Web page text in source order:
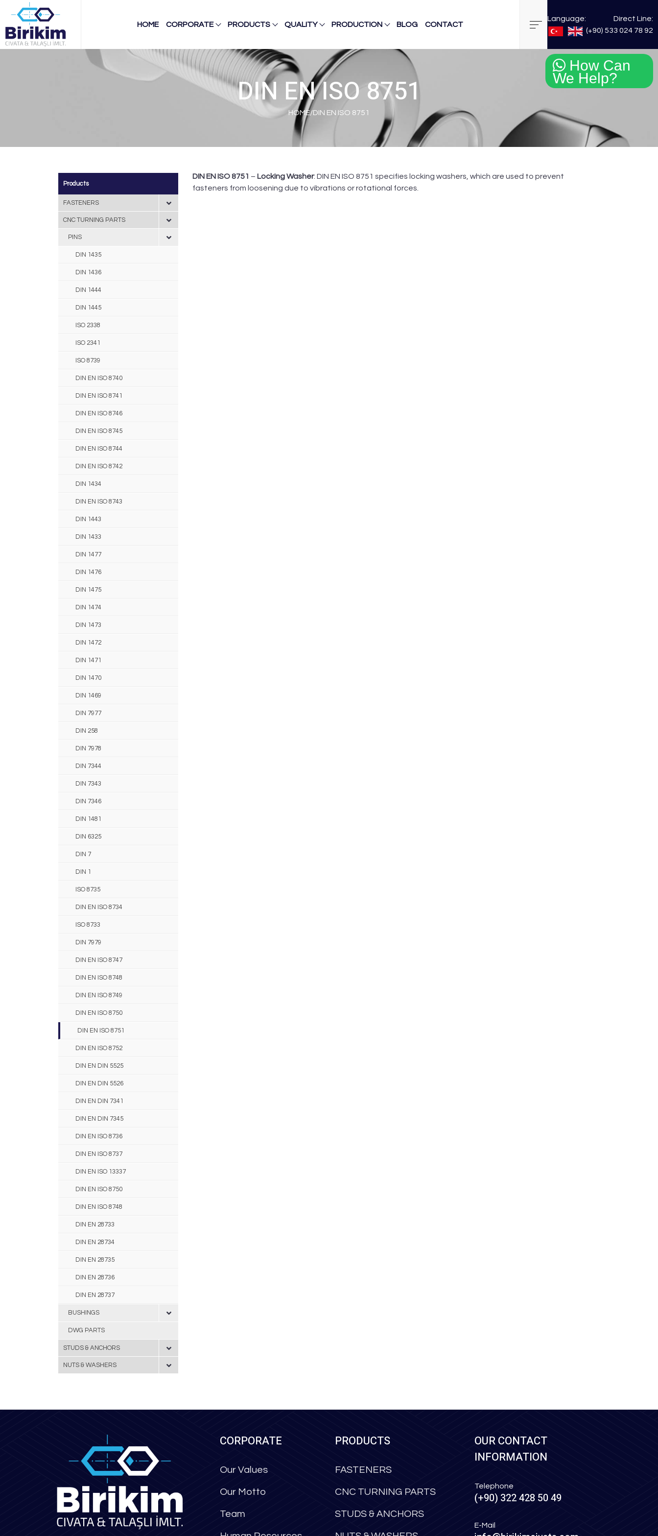
HOME CORPORATE PRODUCTS QUALITY PRODUCTION BLOG CONTACT
Language:
Direct Line:
(+90) 533 024 78 92
DIN EN ISO 8751
HOME/DIN EN ISO 8751
Products
FASTENERS
CNC TURNING PARTS
PINS
DIN 1435
DIN 1436
DIN 1444
DIN 1445
ISO 2338
ISO 2341
ISO 8739
DIN EN ISO 8740
DIN EN ISO 8741
DIN EN ISO 8746
DIN EN ISO 8745
DIN EN ISO 8744
DIN EN ISO 8742
DIN 1434
DIN EN ISO 8743
DIN 1443
DIN 1433
DIN 1477
DIN 1476
DIN 1475
DIN 1474
DIN 1473
DIN 1472
DIN 1471
DIN 1470
DIN 1469
DIN 7977
DIN 258
DIN 7978
DIN 7344
DIN 7343
DIN 7346
DIN 1481
DIN 6325
DIN 7
DIN 1
ISO 8735
DIN EN ISO 8734
ISO 8733
DIN 7979
DIN EN ISO 8747
DIN EN ISO 8748
DIN EN ISO 8749
DIN EN ISO 8750
DIN EN ISO 8751
DIN EN ISO 8752
DIN EN DIN 5525
DIN EN DIN 5526
DIN EN DIN 7341
DIN EN DIN 7345
DIN EN ISO 8736
DIN EN ISO 8737
DIN EN ISO 13337
DIN EN ISO 8750
DIN EN ISO 8748
DIN EN 28733
DIN EN 28734
DIN EN 28735
DIN EN 28736
DIN EN 28737
BUSHINGS
DWG PARTS
STUDS & ANCHORS
NUTS & WASHERS
DIN EN ISO 8751 – Locking Washer: DIN EN ISO 8751 specifies locking washers, which are used to prevent
fasteners from loosening due to vibrations or rotational forces.
CORPORATE
Our Values
Our Motto
Team
PRODUCTS
FASTENERS
CNC TURNING PARTS
STUDS & ANCHORS
OUR CONTACT
INFORMATION
Telephone
(+90) 322 428 50 49
E-Mail
How Can
We Help?